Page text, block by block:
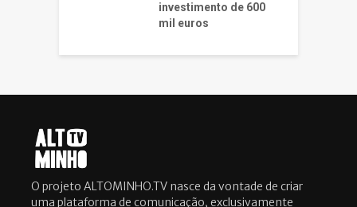
investimento de 600
mil euros
O projeto ALTOMINHO.TV nasce da vontade de criar
uma plataforma de comunicação, exclusivamente